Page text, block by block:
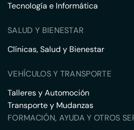
Tecnología e Informática
SALUD Y BIENESTAR
Clínicas, Salud y Bienestar
VEHÍCULOS Y TRANSPORTE
Talleres y Automoción
Transporte y Mudanzas
FORMACIÓN, AYUDA Y OTROS